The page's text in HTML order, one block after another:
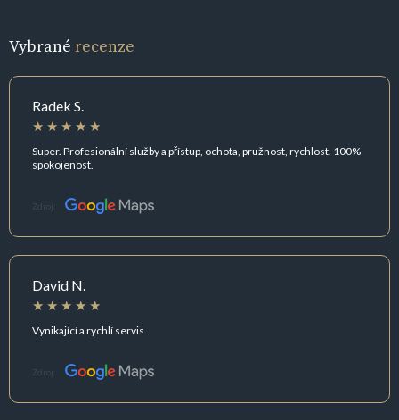
Vybrané recenze
Radek S.
Super. Profesionální služby a přístup, ochota, pružnost, rychlost. 100%
spokojenost.
Zdroj:
David N.
Vynikající a rychlí servis
Zdroj: